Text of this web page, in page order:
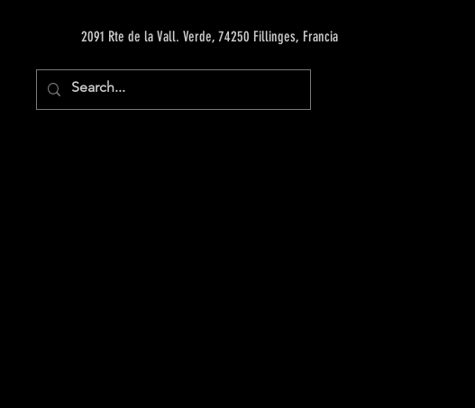
2091 Rte de la Vall. Verde, 74250 Fillinges, Francia